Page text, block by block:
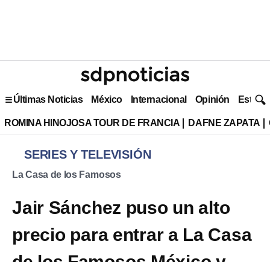
Últimas Noticias México Internacional Opinión Estilo
ROMINA HINOJOSA TOUR DE FRANCIA DAFNE ZAPATA
SERIES Y TELEVISIÓN
La Casa de los Famosos
Jair Sánchez puso un alto
precio para entrar a La Casa